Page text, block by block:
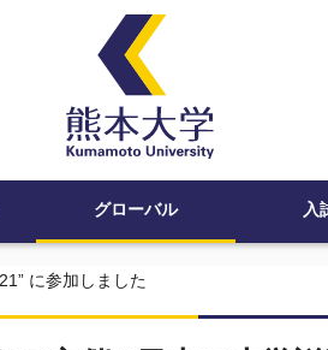
グローバル 入
に参加しました